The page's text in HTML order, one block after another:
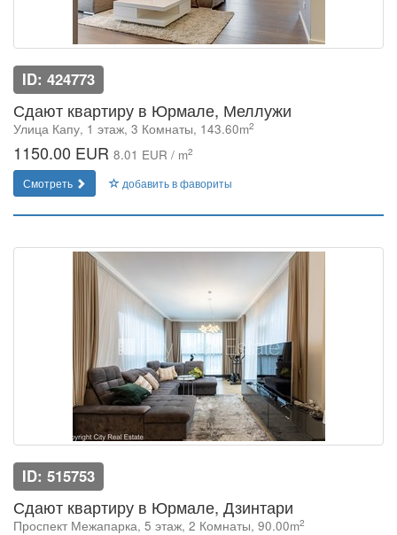
ID: 424773
Сдают квартиру в Юрмале, Меллужи
Улица Капу, 1 этаж, 3 Комнаты, 143.60m2
1150.00 EUR 8.01 EUR / m2
Смотреть добавить в фавориты
ID: 515753
Сдают квартиру в Юрмале, Дзинтари
Проспект Межапарка, 5 этаж, 2 Комнаты, 90.00m2